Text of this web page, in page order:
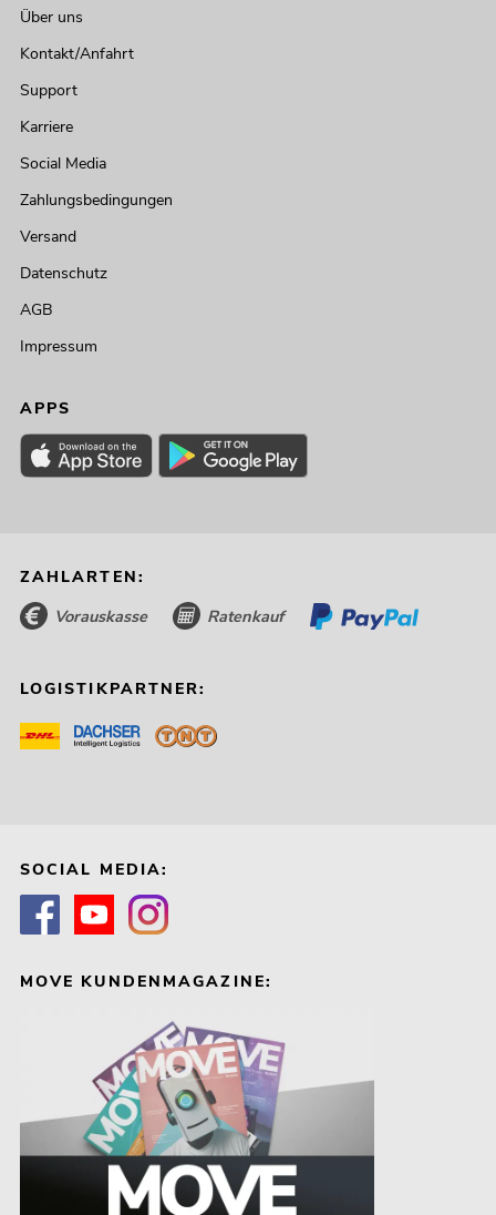
Über uns
Kontakt/Anfahrt
Support
Karriere
Social Media
Zahlungsbedingungen
Versand
Datenschutz
AGB
Impressum
APPS
ZAHLARTEN:
Vorauskasse Ratenkauf
LOGISTIKPARTNER:
SOCIAL MEDIA:
MOVE KUNDENMAGAZINE: